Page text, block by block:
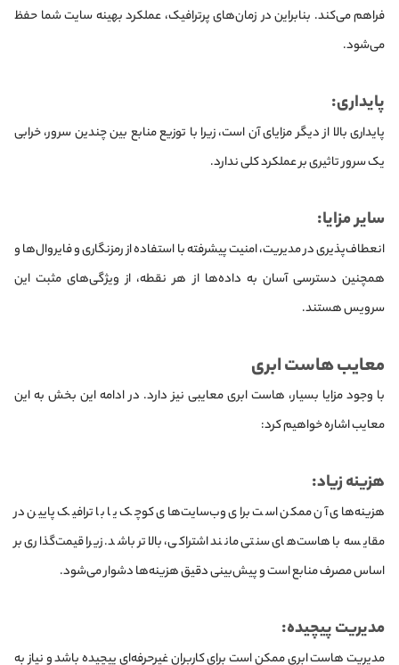
فراهم می‌کند. بنابراین در زمان‌های پرترافیک، عملکرد بهینه سایت شما حفظ
می‌شود.
پایداری:
پایداری بالا از دیگر مزایای آن است، زیرا با توزیع منابع بین چندین سرور، خرابی
یک سرور تاثیری بر عملکرد کلی ندارد.
سایر مزایا:
انعطاف‌پذیری در مدیریت، امنیت پیشرفته با استفاده از رمزنگاری و فایروال‌ها و
همچنین دسترسی آسان به داده‌ها از هر نقطه، از ویژگی‌های مثبت این
سرویس هستند.
معایب هاست ابری
با وجود مزایا بسیار، هاست ابری معایبی نیز دارد. در ادامه این بخش به این
معایب اشاره خواهیم کرد:
هزینه زیاد:
هزینه‌های آن ممکن است برای وب‌سایت‌های کوچک یا با ترافیک پایین در
مقایسه با هاست‌های سنتی مانند اشتراکی، بالاتر باشد. زیرا قیمت‌گذاری بر
اساس مصرف منابع است و پیش‌بینی دقیق هزینه‌ها دشوار می‌شود.
مدیریت پیچیده:
مدیریت هاست ابری ممکن است برای کاربران غیرحرفه‌ای پیچیده باشد و نیاز به